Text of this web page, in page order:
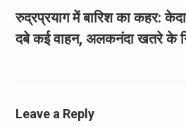
रुद्रप्रयाग में बारिश का कहर:
दबे कई वाहन, अलकनंदा खतरे के
Leave a Reply